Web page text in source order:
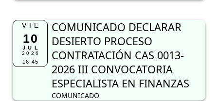
VIE
10
JUL
2026
16:45
COMUNICADO DECLARAR
DESIERTO PROCESO
CONTRATACIÓN CAS 0013-
2026 III CONVOCATORIA
ESPECIALISTA EN FINANZAS
COMUNICADO